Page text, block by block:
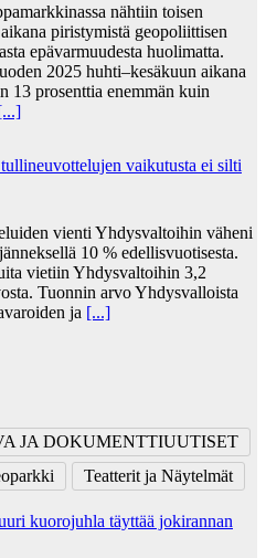
nähtiin toisen
piristymistä geopoliittisen
epävarmuudesta huolimatta.
2025 huhti–kesäkuun aikana
13 prosenttia enemmän kuin
vaikutusta ei silti
vienti Yhdysvaltoihin väheni
10 % edellisvuotisesta.
vietiin Yhdysvaltoihin 3,2
Tuonnin arvo Yhdysvalloista
ja [...]
JA DOKUMENTTIUUTISET
Teatterit ja Näytelmät
kuorojuhla täyttää jokirannan